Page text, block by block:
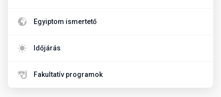
Egyiptom ismertető
Időjárás
Fakultatív programok